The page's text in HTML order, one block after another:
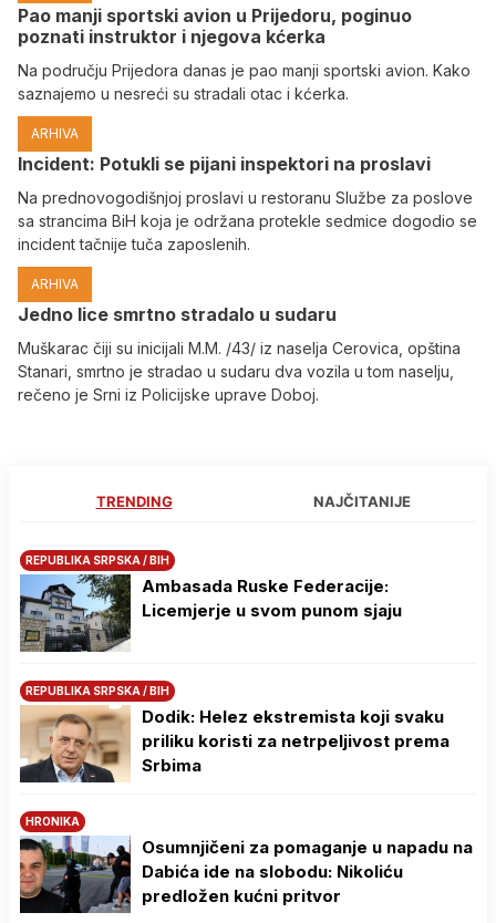
Pao manji sportski avion u Prijedoru, poginuo
poznati instruktor i njegova kćerka
Na području Prijedora danas je pao manji sportski avion. Kako
saznajemo u nesreći su stradali otac i kćerka.
ARHIVA
Incident: Potukli se pijani inspektori na proslavi
Na prednovogodišnjoj proslavi u restoranu Službe za poslove
sa strancima BiH koja je održana protekle sedmice dogodio se
incident tačnije tuča zaposlenih.
ARHIVA
Јedno lice smrtno stradalo u sudaru
Muškarac čiji su inicijali M.M. /43/ iz naselja Cerovica, opština
Stanari, smrtno je stradao u sudaru dva vozila u tom naselju,
rečeno je Srni iz Policijske uprave Doboj.
TRENDING NAJČITANIJE
REPUBLIKA SRPSKA / BIH
Ambasada Ruske Federacije:
Licemjerje u svom punom sjaju
REPUBLIKA SRPSKA / BIH
Dodik: Helez ekstremista koji svaku
priliku koristi za netrpeljivost prema
Srbima
HRONIKA
Osumnjičeni za pomaganje u napadu na
Dabića ide na slobodu: Nikoliću
predložen kućni pritvor